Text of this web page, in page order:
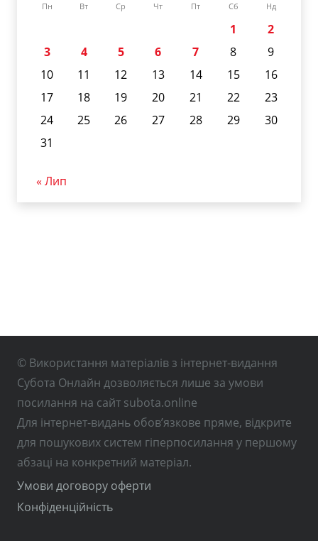
Пн Вт Ср Чт Пт Сб Нд
1
2
3
4 5 6 7 8
9
10
11 12 13 14 15
16
17
18 19 20 21 22
23
24
25 26 27 28 29
30
31
« Лип
© Використання матеріалів з інтернет-видання
Субота Онлайн дозволяється лише за умови
посилання на сайт subota.online
Для інтернет-видань обов’язкове пряме, відкрите
для пошукових систем гіперпосилання у першому
абзаці на конкретний матеріал.
Умови договору оферти
Конфіденційність